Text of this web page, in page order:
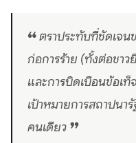
❝ ตราประทับที่ชัดเจน
ก่อการร้าย (ทั้งต่อชาว
และการบิดเบือนข้อเท็
เป้าหมายการสถาปนา
คนเดียว ❞